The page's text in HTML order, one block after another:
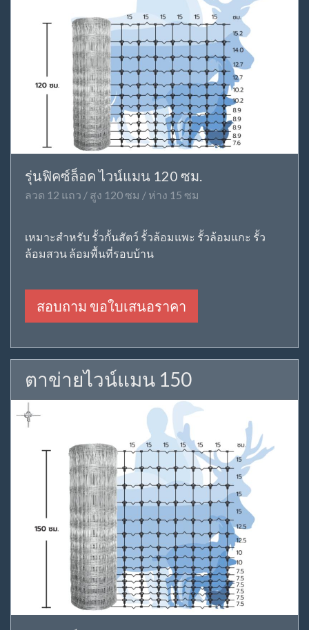
รุ่นฟิคซ์ล็อค ไวน์แมน 120 ซม.
ลวด 12 แถว / สูง 120 ซม / ห่าง 15 ซม
เหมาะสำหรับ รั้วกั้นสัตว์ รั้วล้อมแพะ รั้วล้อมแกะ รั้ว
ล้อมสวน ล้อมพื้นที่รอบบ้าน
สอบถาม ขอใบเสนอราคา
ตาข่ายไวน์แมน 150